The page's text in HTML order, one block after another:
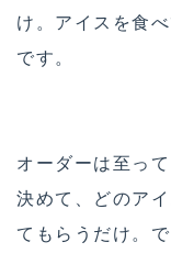
け。アイスを食
です。
オーダーは至っ
決めて、どのア
てもらうだけ。